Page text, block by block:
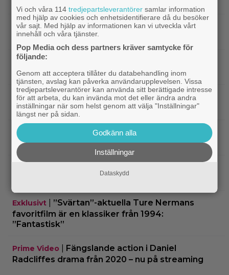
Klassiker|Ikväll på tv: Kika in en ”perfekt” thriller
med 8,4 på IMDb
Streamingtips
kommer till SVT Play – baserad på svensk bok
Kändisar|Actionsuccén från 1998 som Jackie
Chan vill glömma: ”Gillar den fortfarande inte”
Fantasy
Sista chansen: 2010-talets mest episka
fantasytrilogi lämnar Netflix i augusti
favoritkomedi är hyllad kultrulle från 1987
Exklusivt
”Svärtan”-aktuella Ture Nermans
favoritfilm är en klassiker från 1994:
”Fantastisk”
Prime Video
Fängslande action i Daniel
Radcliffes drama från 2020 – nu på streaming
Vi och våra 114tredjepartsleverantörer samlar information
med hjälp av cookies och enhetsidentifierare då du besöker
vår sajt. Med hjälp av informationen kan vi utveckla vårt
innehåll och våra tjänster.
Pop Media och dess partners kräver samtycke för
följande:
Genom att acceptera tillåter du databehandling inom
tjänsten, avslag kan påverka användarupplevelsen. Vissa
tredjepartsleverantörer kan använda sitt berättigade intresse
för att arbeta, du kan invända mot det eller ändra andra
inställningar när som helst genom att välja "Inställningar"
längst ner på sidan.
Godkänn alla
Inställningar
Dataskydd